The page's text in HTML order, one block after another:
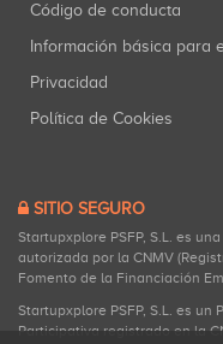
Código de conducta
Información básica para
Privacidad
Política de Cookies
SITIO SEGURO
Startupxplore PSFP, S.L. es
autorizada por la CNMV
Fomento de la Financiación
Startupxplore PSFP, S.L. es
Participativa registrado en la